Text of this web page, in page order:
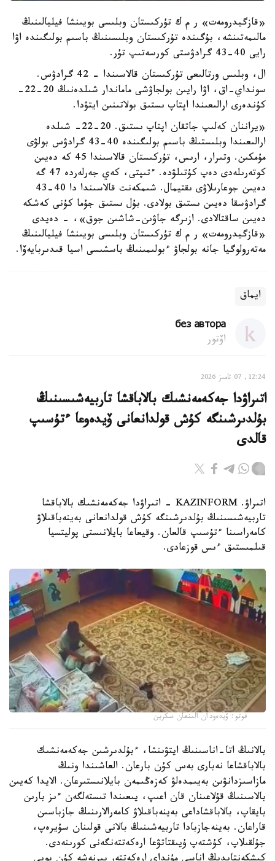
«قازگيدرومەت» ر م ك تۇركىستان وبلىسى بويىنشا فيليالىنىڭ
مالىمەتىنشە، بۇگىندە تۇركىستان وبلىسىنىڭ باسىم بولىگىندە اۋا
رايى 40-43 گرادۋستى كورسەتىپ تۇر.
ال، وبلىس ورتالىعى تۇركىستان قالاسىندا - 42 گرادۋس.
سونداي-اق، اۋا رايىن بولجاۋشى ماماندار شىلدەنىڭ 20-22-
كۇندەرى ارالىعىندا اپتاپ ىستىق بولاتىنىن ايتۋدا.
«يراننان كەلىپ جاتقان اپتاپ ىستىق. 20-22- شىلدە
ارالىعىندا وبلىستىڭ باسىم بولىگىندە 40-43 گرادۋس بولۋى
مۇمكىن. وتىرار، ارىس، تۇركىستان قالاسىندا 45 كە دەيىن
كوتەرىلەدى دەپ كۇتىلۋدە. ءتىپتى، كەي جەرلەردە 47 گە
دەيىن جوعارىلاۋى ىقتيمال. شىمكەنت قالاسىندا دا 40-43
گرادۋسقا دەيىن ىستىق بولادى. بۇل ىستىق جۇما كۇنى كەشكە
دەيىن ساقتالادى. ازىرگە جاۋىن-شاشىن جوق»، - دەيدى
«قازگيدرومەت» ر م ك تۇركىستان وبلىسى بويىنشا فيليالىنىڭ
مەتەرولوگيا جانە بولجاۋ ءبولىمىنىڭ باسشىسى اسيا قىدىربايەۆا.
ايماق
без автора
اۆتور
12:24, 07 تامىز 2026
اتىراۋدا جەكەمەنشىك بالاباقشا تاربيەشىسىنىڭ
بۇلدىرشىنگە كۇش قولدانعانى ۆيدەوعا ءتۇسىپ
قالدى
اتىراۋ. KAZINFORM - اتىراۋدا جەكەمەنشىك بالاباقشا
تاربيەشىسىنىڭ بۇلدىرشىنگە كۇش قولدانعانى بەينەباقىلاۋ
كامەراسىنا ءتۇسىپ قالعان. وقيعاعا بايلانىستى پوليتسيا
قىلمىستىق ءىس قوزعادى.
فوتو: ۆيدەودان الىنعان سكرين
بالانىڭ اتا-اناسىنىڭ ايتۋىنشا، ءبۇلدىرشىن جەكەمەنشىك
بالاباقشاعا نەبارى بەس كۇن بارعان. العاشىندا ونىڭ
مازاسىزدانۋىن بەيىمدەلۋ كەزەڭىمەن بايلانىستىرعان. الايدا كەيىن
بالاسىنىڭ قۇلاعىنان قان اعىپ، يىعىندا تىستەلگەن ءىز بارىن
بايقاپ، بالاباقشاداعى بەينەباقىلاۋ كامەرالارىنىڭ جازباسىن
قاراعان. بەينەجازبادا تاربيەشىنىڭ بالانى قولىنان سۇيرەپ،
جۇلقىلاپ، كۇشتەپ ۇيىقتاتۋعا ارەكەتتەنگەنى كورىنەدى.